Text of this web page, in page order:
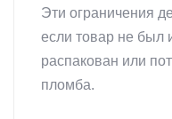
Эти ограничения
если товар не был
распакован или
пломба.